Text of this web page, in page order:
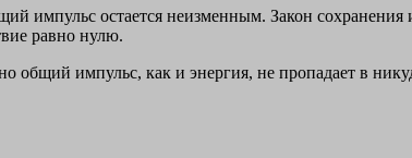
импульс остается неизменным. Закон сохранения
равно нулю.
общий импульс, как и энергия, не пропадает в